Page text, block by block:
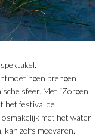
brengen
sfeer. Met “Zorgen
het festival de
met het water
kan zelfs meevaren.